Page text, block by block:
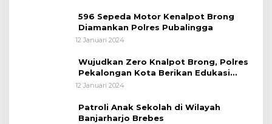
596 Sepeda Motor Kenalpot Brong
Diamankan Polres Pubalingga
12 Januari 2024
Wujudkan Zero Knalpot Brong, Polres
Pekalongan Kota Berikan Edukasi
Kepada Pelajar
12 Januari 2024
Patroli Anak Sekolah di Wilayah
Banjarharjo Brebes